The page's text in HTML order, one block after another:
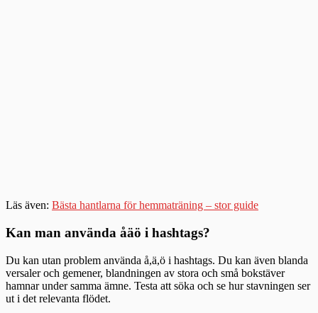
Läs även: Bästa hantlarna för hemmaträning – stor guide
Kan man använda åäö i hashtags?
Du kan utan problem använda å,ä,ö i hashtags. Du kan även blanda
versaler och gemener, blandningen av stora och små bokstäver
hamnar under samma ämne. Testa att söka och se hur stavningen ser
ut i det relevanta flödet.